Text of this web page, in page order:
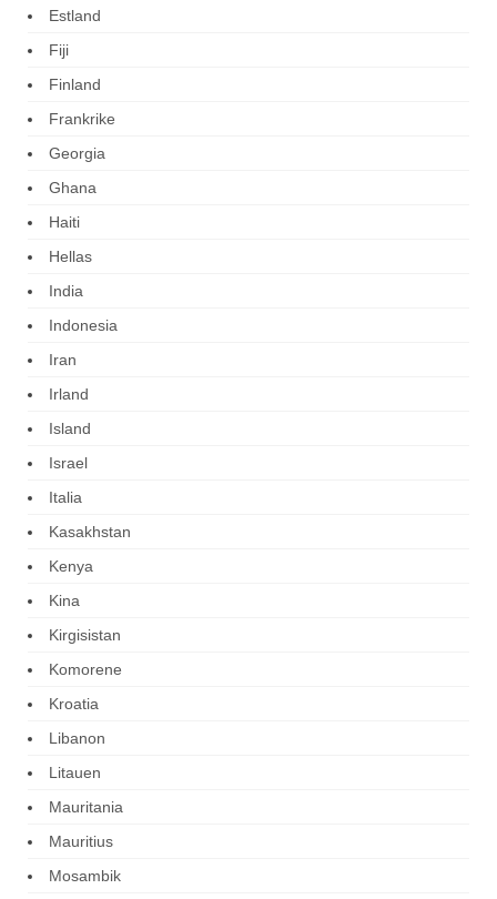
Estland
Fiji
Finland
Frankrike
Georgia
Ghana
Haiti
Hellas
India
Indonesia
Iran
Irland
Island
Israel
Italia
Kasakhstan
Kenya
Kina
Kirgisistan
Komorene
Kroatia
Libanon
Litauen
Mauritania
Mauritius
Mosambik